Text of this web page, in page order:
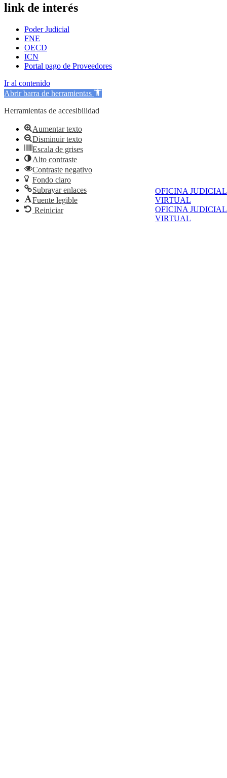
OFICINA JUDICIAL
VIRTUAL
OFICINA JUDICIAL
VIRTUAL
link de interés
Poder Judicial
FNE
OECD
ICN
Portal pago de Proveedores
Ir al contenido
Abrir barra de herramientas
Herramientas de accesibilidad
Aumentar texto
Disminuir texto
Escala de grises
Alto contraste
Contraste negativo
Fondo claro
Subrayar enlaces
Fuente legible
Reiniciar